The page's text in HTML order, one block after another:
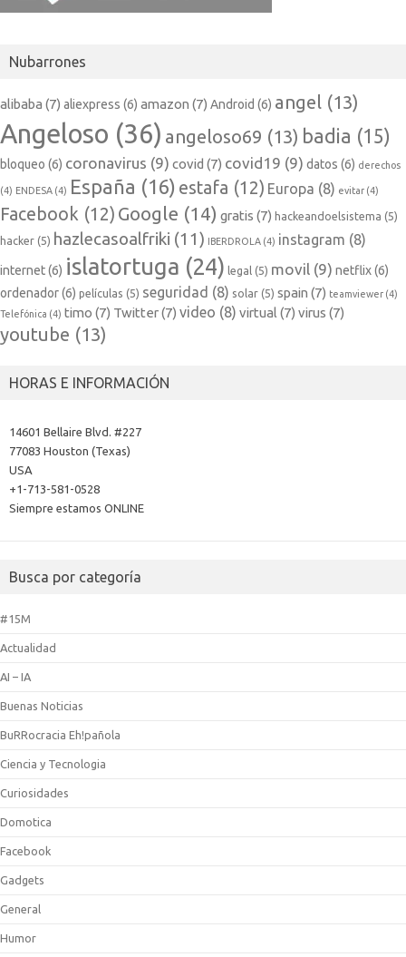
Nubarrones
alibaba (7) aliexpress (6) amazon (7) Android (6) angel (13)
Angeloso (36) angeloso69 (13) badia (15)
bloqueo (6) coronavirus (9) covid (7) covid19 (9) datos (6) derechos
(4) ENDESA (4) España (16) estafa (12) Europa (8) evitar (4)
Facebook (12) Google (14) gratis (7) hackeandoelsistema (5)
hacker (5) hazlecasoalfriki (11) IBERDROLA (4) instagram (8)
internet(6) islatortuga (24) legal (5) movil (9) netflix(6)
ordenador(6) películas (5) seguridad (8) solar (5) spain (7) teamviewer (4)
Telefónica (4) timo (7) Twitter(7) video (8) virtual (7) virus (7)
youtube (13)
HORAS E INFORMACIÓN
14601 Bellaire Blvd. #227
77083 Houston (Texas)
USA
+1-713-581-0528
Siempre estamos ONLINE
Busca por categoría
#15M
Actualidad
AI – IA
Buenas Noticias
BuRRocracia Eh!pañola
Ciencia y Tecnologia
Curiosidades
Domotica
Facebook
Gadgets
General
Humor